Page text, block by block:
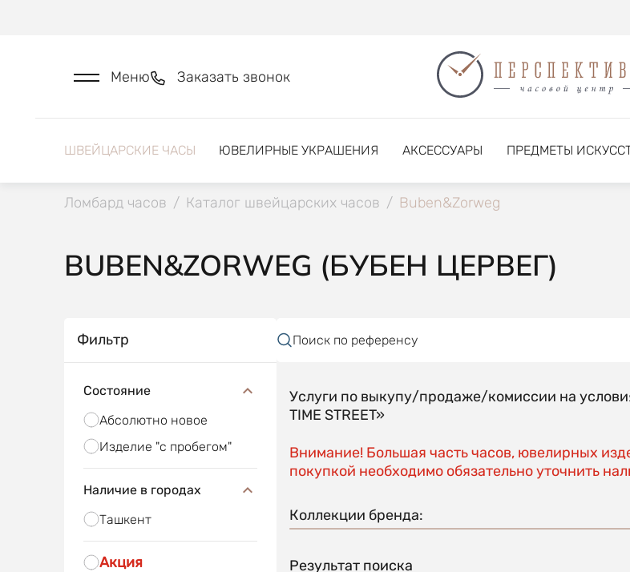
Меню Заказать звонок
ШВЕЙЦАРСКИЕ ЧАСЫ ЮВЕЛИРНЫЕ УКРАШЕНИЯ АКСЕССУАРЫ ПРЕДМЕТЫ
Ломбард часов / Каталог швейцарских часов / Buben&Zorweg
BUBEN&ZORWEG (БУБЕН ЦЕРВЕГ)
Фильтр
Состояние
Абсолютно новое
Изделие "с пробегом"
Наличие в городах
Ташкент
Акция
Поиск по референсу
Услуги по выкупу/продаже/комиссии на
TIME STREET»
Внимание! Большая часть часов, ювелирных
покупкой необходимо обязательно уточнить
Коллекции бренда:
Результат поиска